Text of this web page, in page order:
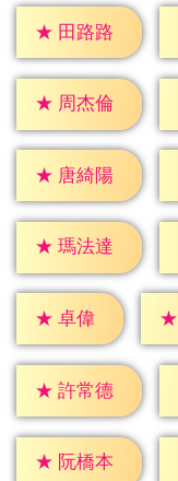
★ 田路路
★ 周杰倫
★ 唐綺陽
★ 瑪法達
★ 卓偉 ★
★ 許常德
★ 阮橋本